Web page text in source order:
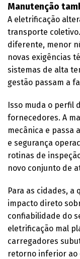
Manutenção
A eletrificação
transporte
diferente, menor
novas exigências
sistemas de alta
gestão passam a
Isso muda o perfil
fornecedores. A
mecânica e passa
e segurança
rotinas de
novo conjunto de
Para as cidades,
impacto direto
confiabilidade do
eletrificação mal
carregadores
retorno inferior ao